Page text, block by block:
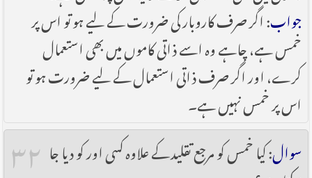
جواب: اگر صرف کاروبار کی ضرورت کے لیے ہو تو اس پر
خمس ہے، چاہے وہ اسے ذاتی کاموں میں بھی استعمال
کرے، اور اگر صرف ذاتی استعمال کے لیے ضرورت ہو تو
اس پر خمس نہیں ہے۔
۳۲ سوال: کیا خمس کو مرجع تقلید کے علاوہ کسی اور کو دیا جا